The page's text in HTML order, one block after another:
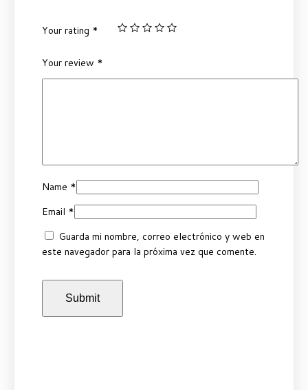
Your rating *
Your review *
Name *
Email *
Guarda mi nombre, correo electrónico y web en
este navegador para la próxima vez que comente.